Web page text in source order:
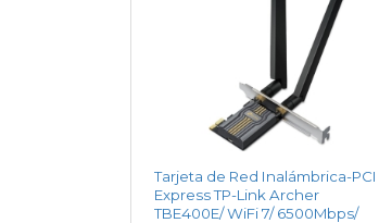
Tarjeta de Red Inalámbrica-PCI
Express TP-Link Archer
TBE400E/ WiFi 7/ 6500Mbps/